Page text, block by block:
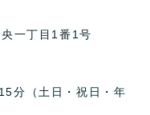
一丁目1番1号
分（土日・祝日・年